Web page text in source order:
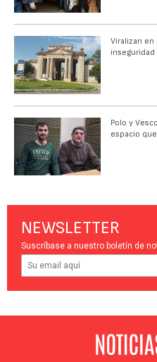
Viralizan
Polo y
espacio
NEWSLETTER
Suscríbase a nuestro boletín de